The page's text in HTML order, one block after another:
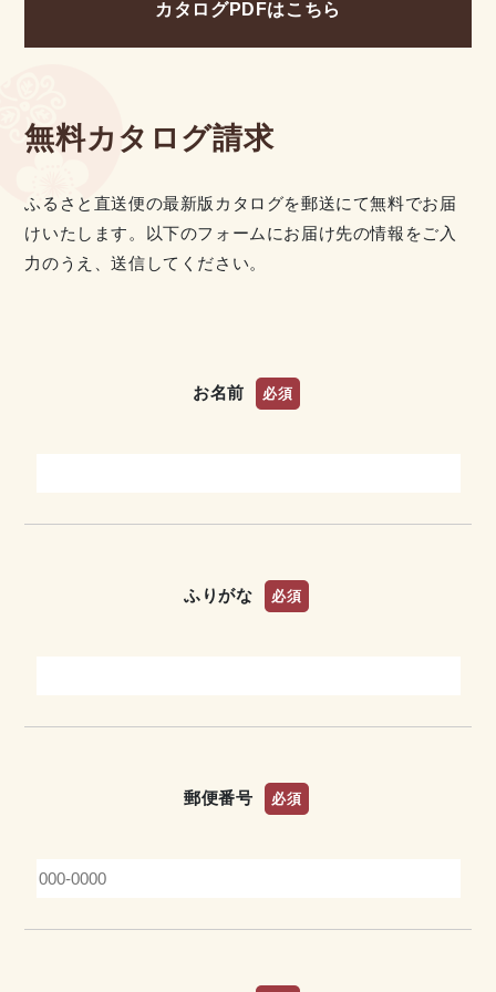
カタログPDFはこちら
無料カタログ請求
ふるさと直送便の最新版カタログを郵送にて無料でお届
けいたします。以下のフォームにお届け先の情報をご入
力のうえ、送信してください。
お名前 必須
ふりがな 必須
郵便番号 必須